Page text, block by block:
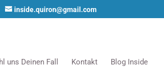
inside.quiron@gmail.com
uns Deinen Fall Kontakt Blog Inside